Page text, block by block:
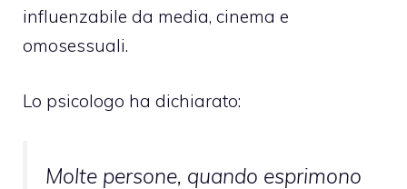
influenzabile da media, cinema e
omosessuali.
Lo psicologo ha dichiarato:
Molte persone, quando esprimono